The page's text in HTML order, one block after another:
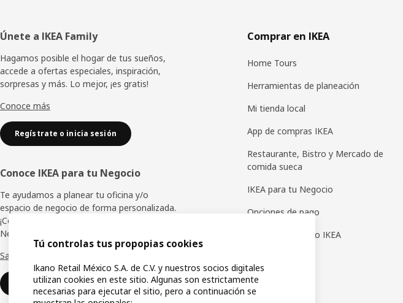
Pie
de
página
Únete a IKEA Family
Hagamos posible el hogar de tus sueños,
accede a ofertas especiales, inspiración,
sorpresas y más. Lo mejor, ¡es gratis!
Conoce más
Regístrate o inicia sesión
Conoce IKEA para tu Negocio
Te ayudamos a planear tu oficina y/o
espacio de negocio de forma personalizada.
¡Conoce los beneficios de IKEA para tu
Negocio!
Saber más
Contáctanos
Comprar en IKEA
Home Tours
Herramientas de planeación
Mi tienda local
App de compras IKEA
Restaurante, Bistro y Mercado de
comida sueca
IKEA para tu Negocio
Opciones de pago
Tarjetas de regalo IKEA
Tú controlas tus propopias cookies
Ikano Retail México S.A. de C.V. y nuestros socios digitales
utilizan cookies en este sitio. Algunas son estrictamente
necesarias para ejecutar el sitio, pero a continuación se